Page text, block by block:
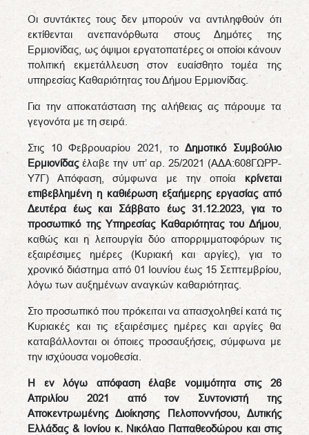
Οι συντάκτες τους δεν μπορούν να αντιληφθούν ότι
εκτίθενται ανεπανόρθωτα στους Δημότες της
Ερμιονίδας, ως όψιμοι εργατοπατέρες οι οποίοι κάνουν
πολιτική εκμετάλλευση στον ευαίσθητο τομέα της
υπηρεσίας Καθαριότητας του Δήμου Ερμιονίδας.
Για την αποκατάσταση της αλήθειας ας πάρουμε τα
γεγονότα με τη σειρά.
Στις 10 Φεβρουαρίου 2021, τοΔημοτικό Συμβούλιο
Ερμιονίδαςέλαβε την υπ’ αρ. 25/2021 (ΑΔΑ:608ΓΩΡΡ-
Υ7Γ) Απόφαση, σύμφωνα με την οποία κρίνεται
επιβεβλημένη η καθιέρωση εξαήμερης εργασίας από
Δευτέρα έως και Σάββατο έως 31.12.2023, για το
προσωπικό της Υπηρεσίας Καθαριότητας του Δήμου
καθώς και η λειτουργία δύο απορριμματοφόρων τις
εξαιρέσιμες ημέρες (Κυριακή και αργίες), για το
χρονικό διάστημα από 01 Ιουνίου έως 15 Σεπτεμβρίου,
λόγω των αυξημένων αναγκών καθαριότητας.
Στο προσωπικό που πρόκειται να απασχοληθεί κατά τις
Κυριακές και τις εξαιρέσιμες ημέρες και αργίες θα
καταβάλλονται οι όποιες προσαυξήσεις, σύμφωνα με
την ισχύουσα νομοθεσία.
Η εν λόγω απόφαση έλαβε νομιμότητα στις 26
Απριλίου 2021 από τον Συντονιστή της
Αποκεντρωμένης Διοίκησης Πελοποννήσου, Δυτικής
Ελλάδας & Ιονίου κ. Νικόλαο Παπαθεοδώρου και στις